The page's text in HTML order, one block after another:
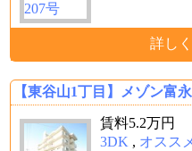
詳し
【東谷山1丁目】メゾン富
賃料5.2万円
3DK , オスス